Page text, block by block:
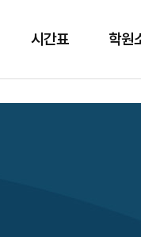
시간표 학원